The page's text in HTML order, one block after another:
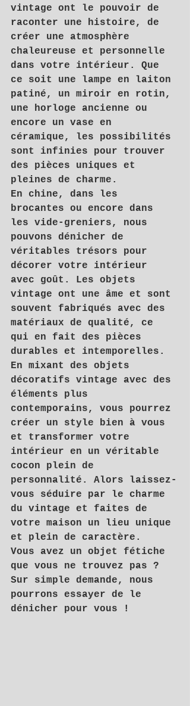
vintage ont le pouvoir de
raconter une histoire, de
créer une atmosphère
chaleureuse et personnelle
dans votre intérieur. Que
ce soit une lampe en laiton
patiné, un miroir en rotin,
une horloge ancienne ou
encore un vase en
céramique, les possibilités
sont infinies pour trouver
des pièces uniques et
pleines de charme.
En chine, dans les
brocantes ou encore dans
les vide-greniers, nous
pouvons dénicher de
véritables trésors pour
décorer votre intérieur
avec goût. Les objets
vintage ont une âme et sont
souvent fabriqués avec des
matériaux de qualité, ce
qui en fait des pièces
durables et intemporelles.
En mixant des objets
décoratifs vintage avec des
éléments plus
contemporains, vous pourrez
créer un style bien à vous
et transformer votre
intérieur en un véritable
cocon plein de
personnalité. Alors laissez-
vous séduire par le charme
du vintage et faites de
votre maison un lieu unique
et plein de caractère.
Vous avez un objet fétiche
que vous ne trouvez pas ?
Sur simple demande, nous
pourrons essayer de le
dénicher pour vous !